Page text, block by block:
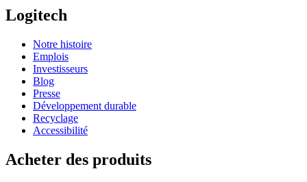
Logitech
Notre histoire
Emplois
Investisseurs
Blog
Presse
Développement durable
Recyclage
Accessibilité
Acheter des produits